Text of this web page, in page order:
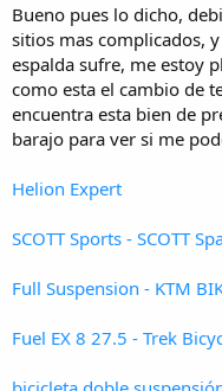
i
c
o
Bueno pues lo dicho,
sitios mas complicados,
espalda sufre, me estoy
como esta el cambio de
encuentra esta bien de
barajo para ver si me
Helion Expert
SCOTT Sports - SCOTT
Full Suspension - KTM
Fuel EX 8 27.5 - Trek